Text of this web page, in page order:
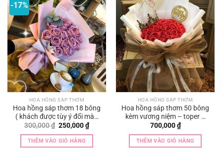
-17%
HOA HỒNG SÁP THƠM
Hoa hồng sáp thơm 18 bông
( khách được tùy ý đổi màu
hoa theo yêu cầu )
300,000₫ Giá
là:
300,000 ₫.
250,000₫Giá
hiện
tại
THÊM VÀO GIỎ HÀNG
HOA HỒNG SÁP THƠM
Hoa hồng sáp thơm 50 bông
kèm vương niệm – toper –
thiệp chúc mừng
700,000₫
THÊM VÀO GIỎ HÀNG